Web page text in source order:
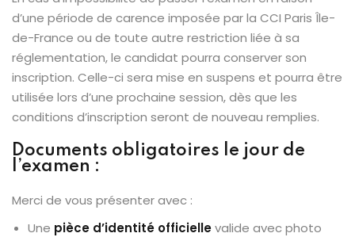
d’une période de carence imposée par la CCI Paris Île-
de-France ou de toute autre restriction liée à sa
réglementation, le candidat pourra conserver son
inscription. Celle-ci sera mise en suspens et pourra être
utilisée lors d’une prochaine session, dès que les
conditions d’inscription seront de nouveau remplies.
Documents obligatoires le jour de
l’examen :
Merci de vous présenter avec :
Une pièce d’identité officiellevalide avec photo